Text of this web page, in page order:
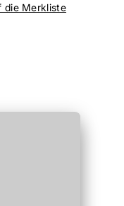
die Merkliste